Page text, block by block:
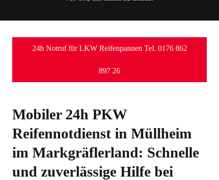
24h Notruf für LKW Reifenpannen Tel. 0176 862
897 26
Mobiler 24h PKW
Reifennotdienst in Müllheim
im Markgräflerland: Schnelle
und zuverlässige Hilfe bei